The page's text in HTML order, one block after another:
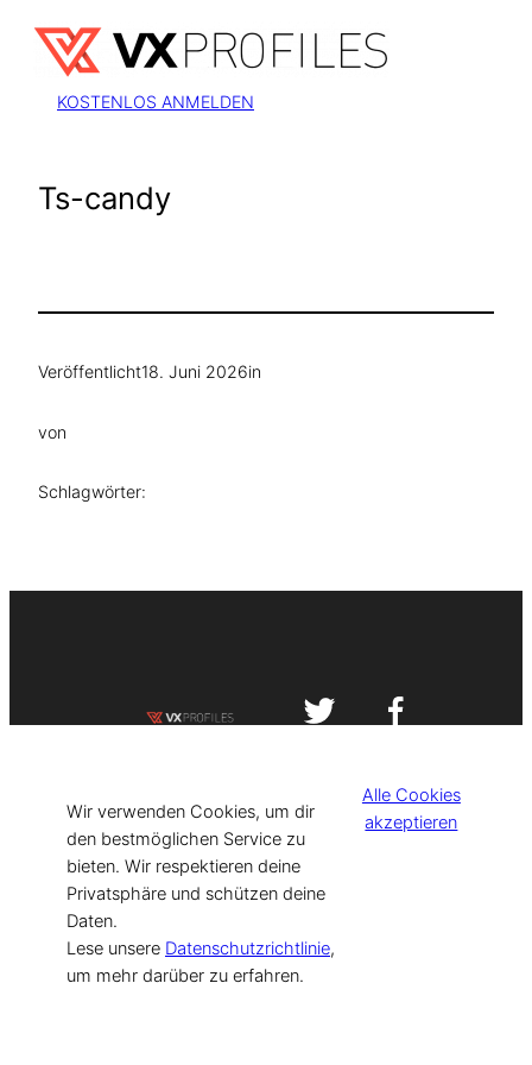
Inhalt
springen
KOSTENLOS ANMELDEN
Ts-candy
Veröffentlicht18. Juni 2026in
von
Schlagwörter:
[current_year] VISIT-X. Made with
for Models & Influencers!
Wir verwenden Cookies, um dir
den bestmöglichen Service zu
bieten. Wir respektieren deine
Privatsphäre und schützen deine
Daten.
Lese unsere Datenschutzrichtlinie,
um mehr darüber zu erfahren.
Alle Cookies
akzeptieren